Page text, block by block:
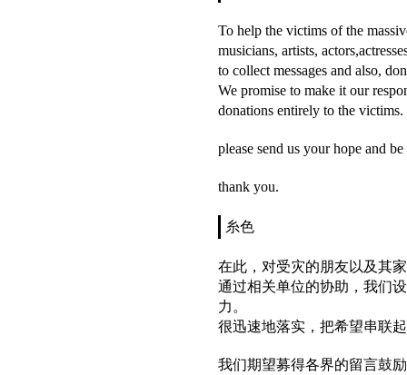
To help the victims of the
musicians, artists,
to collect messages and also,
We promise to make it our
donations entirely to the victims.
please send us your hope and
thank you.
糸色
在此，对受灾的朋友以及其
通过相关单位的协助，我们
力。
很迅速地落实，把希望串联
我们期望募得各界的留言鼓